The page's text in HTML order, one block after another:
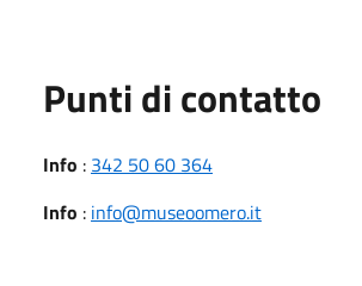
Punti di contatto
Info : 342 50 60 364
Info : info@museoomero.it